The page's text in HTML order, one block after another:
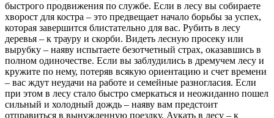
быстрого продвижения по службе. Если в лесу вы собираете
хворост для костра – это предвещает начало борьбы за успех,
которая завершится блистательно для вас. Рубить в лесу
деревья – к трауру и скорби. Видеть лесную просеку или
вырубку – наяву испытаете безотчетный страх, оказавшись в
полном одиночестве. Если вы заблудились в дремучем лесу и
кружите по нему, потеряв всякую ориентацию и счет времени
– вас ждут неудачи на работе и семейные разногласия. Если
при этом в лесу стало быстро смеркаться и неожиданно пошел
сильный и холодный дождь – наяву вам предстоит
отправиться в вынужденную поездку. Аукать в лесу – к